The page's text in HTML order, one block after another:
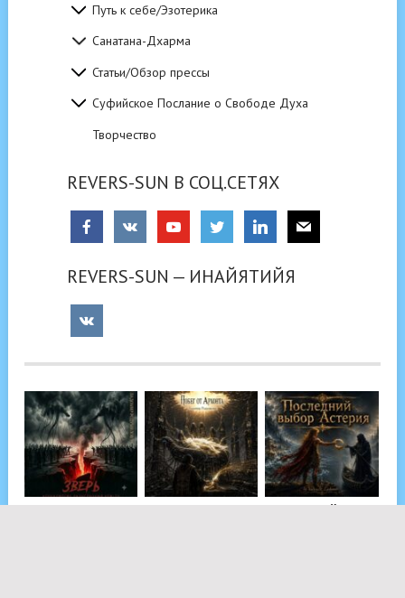
Путь к себе/Эзотерика
Санатана-Дхарма
Статьи/Обзор прессы
Суфийское Послание о Свободе Духа
Творчество
REVERS-SUN В СОЦ.СЕТЯХ
REVERS-SUN — ИНАЙЯТИЙЯ